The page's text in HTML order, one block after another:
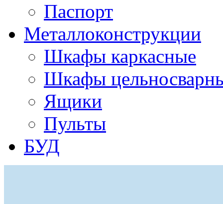
Паспорт
Металлоконструкции
Шкафы каркасные
Шкафы
Ящики
Пульты
БУД